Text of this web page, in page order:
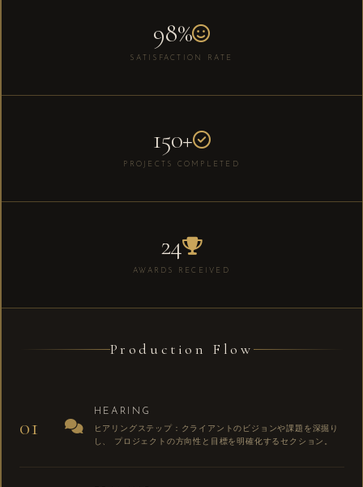
98%
SATISFACTION RATE
150+
PROJECTS COMPLETED
24
AWARDS RECEIVED
Production Flow
01
HEARING
ヒアリングステップ：クライアントのビジョンや課題を深掘り
し、 プロジェクトの方向性と目標を明確化するセクション。